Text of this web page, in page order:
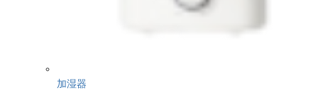
加湿器